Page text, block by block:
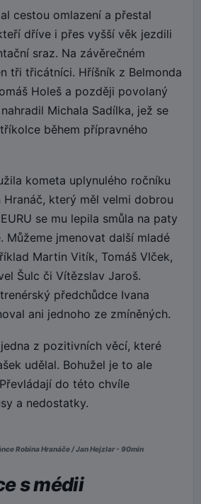
cestou omlazení a přestal
dříve i přes vyšší věk jezdili
sraz. Na závěrečném
tři třicátníci. Hříšník z Belmonda
Holeš a později povolaný
Michala Sadílka, jež se
během přípravného
kometa uplynulého ročníku
Hranáč, který měl velmi dobrou
se mu lepila smůla na paty
Můžeme jmenovat další mladé
Martin Vitík, Tomáš Vlček,
Šulc či Vítězslav Jaroš.
předchůdce Ivana
ani jednoho ze zmíněných.
z pozitivních věcí, které
udělal. Bohužel je to ale
do této chvíle
a nedostatky.
Robina Hranáče / Jan Hejzlar - 90min
s médii